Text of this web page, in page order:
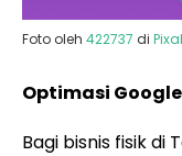
Foto oleh 422737 di
Optimasi
Bagi bisnis fisik di